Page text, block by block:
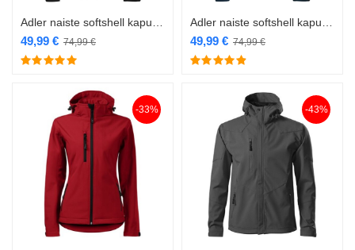
74,99€
49,99 € 74,99€
49,99 €
-33% -43%